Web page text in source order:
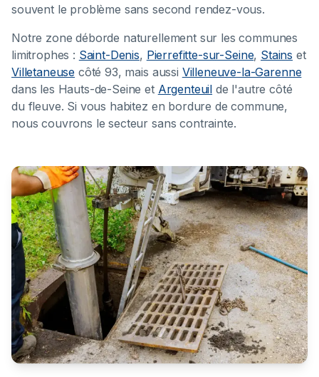
souvent le problème sans second rendez-vous.
Notre zone déborde naturellement sur les communes
limitrophes : Saint-Denis, Pierrefitte-sur-Seine, Stains et
Villetaneuse côté 93, mais aussi Villeneuve-la-Garenne
dans les Hauts-de-Seine et Argenteuil de l'autre côté
du fleuve. Si vous habitez en bordure de commune,
nous couvrons le secteur sans contrainte.